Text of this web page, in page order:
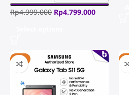
Rp4.999.000 Rp4.799.000
-2%